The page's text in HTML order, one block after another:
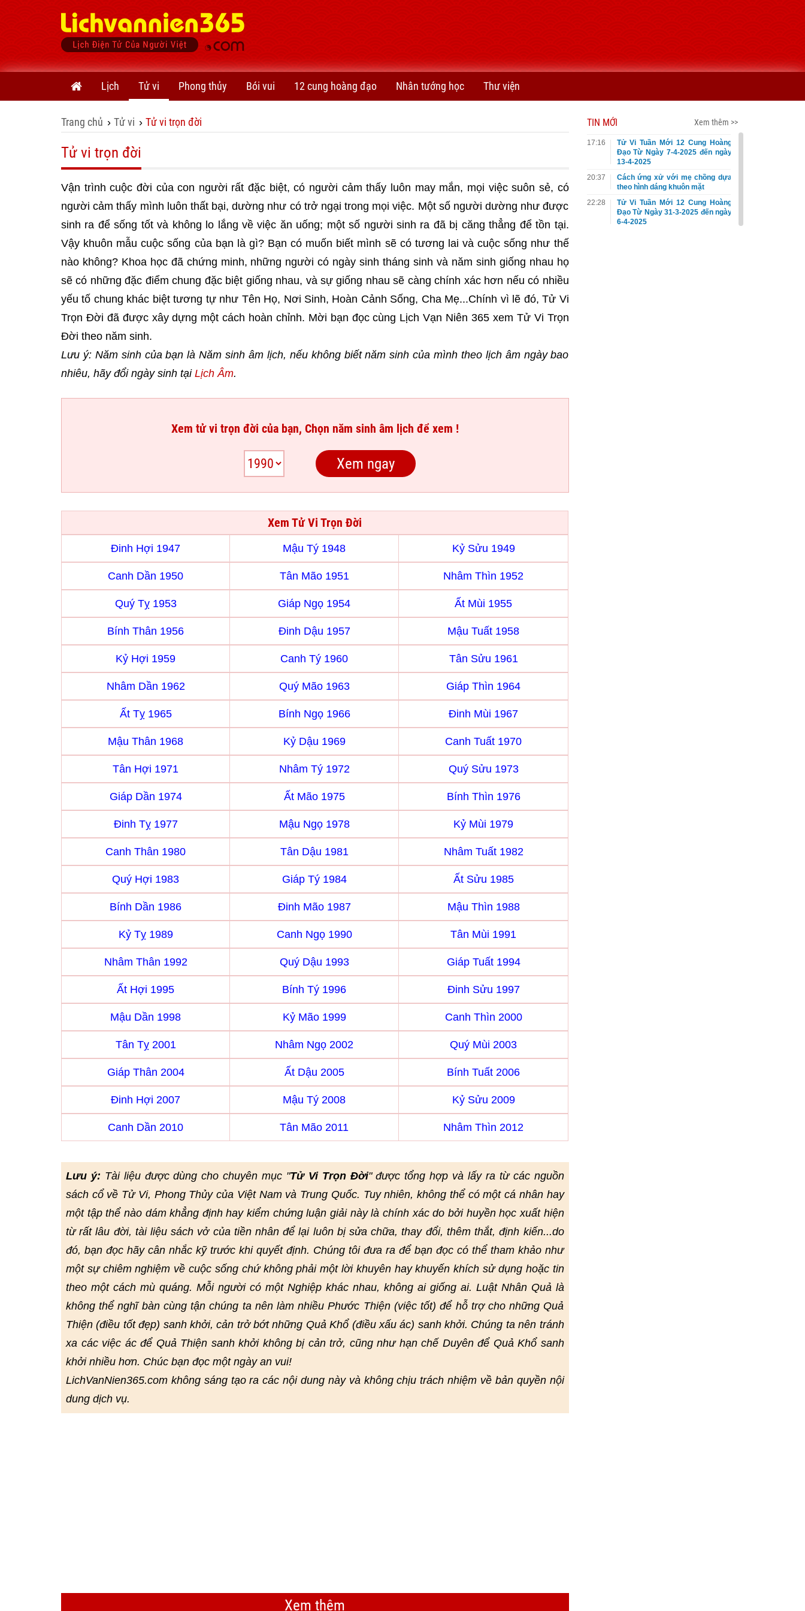
Lịch Tử vi Phong thủy Bói vui 12 cung hoàng đạo Nhân tướng học Thư viện
Trang chủ › Tử vi › Tử vi trọn đời
Tử vi trọn đời
Vận trình cuộc đời của con người rất đặc biệt, có người cảm thấy luôn may mắn, mọi việc suôn sẻ, có
người cảm thấy mình luôn thất bại, dường như có trở ngại trong mọi việc. Một số người dường như được
sinh ra để sống tốt và không lo lắng về việc ăn uống; một số người sinh ra đã bị căng thẳng để tồn tại.
Vậy khuôn mẫu cuộc sống của bạn là gì? Bạn có muốn biết mình sẽ có tương lai và cuộc sống như thế
nào không? Khoa học đã chứng minh, những người có ngày sinh tháng sinh và năm sinh giống nhau họ
sẽ có những đặc điểm chung đặc biệt giống nhau, và sự giống nhau sẽ càng chính xác hơn nếu có nhiều
yếu tố chung khác biệt tương tự như Tên Họ, Nơi Sinh, Hoàn Cảnh Sống, Cha Mẹ...Chính vì lẽ đó, Tử Vi
Trọn Đời đã được xây dựng một cách hoàn chỉnh. Mời bạn đọc cùng Lịch Vạn Niên 365 xem Tử Vi Trọn
Đời theo năm sinh.
Lưu ý: Năm sinh của bạn là Năm sinh âm lịch, nếu không biết năm sinh của mình theo lịch âm ngày bao
nhiêu, hãy đổi ngày sinh tại Lịch Âm.
Xem tử vi trọn đời của bạn, Chọn năm sinh âm lịch để xem !
Xem Tử Vi Trọn Đời
Đinh Hợi 1947 Mậu Tý 1948 Kỷ Sửu 1949
Canh Dần 1950 Tân Mão 1951 Nhâm Thìn 1952
Quý Tỵ 1953 Giáp Ngọ 1954 Ất Mùi 1955
Bính Thân 1956 Đinh Dậu 1957 Mậu Tuất 1958
Kỷ Hợi 1959 Canh Tý 1960 Tân Sửu 1961
Nhâm Dần 1962 Quý Mão 1963 Giáp Thìn 1964
Ất Tỵ 1965 Bính Ngọ 1966 Đinh Mùi 1967
Mậu Thân 1968 Kỷ Dậu 1969 Canh Tuất 1970
Tân Hợi 1971 Nhâm Tý 1972 Quý Sửu 1973
Giáp Dần 1974 Ất Mão 1975 Bính Thìn 1976
Đinh Tỵ 1977 Mậu Ngọ 1978 Kỷ Mùi 1979
Canh Thân 1980 Tân Dậu 1981 Nhâm Tuất 1982
Quý Hợi 1983 Giáp Tý 1984 Ất Sửu 1985
Bính Dần 1986 Đinh Mão 1987 Mậu Thìn 1988
Kỷ Tỵ 1989 Canh Ngọ 1990 Tân Mùi 1991
Nhâm Thân 1992 Quý Dậu 1993 Giáp Tuất 1994
Ất Hợi 1995 Bính Tý 1996 Đinh Sửu 1997
Mậu Dần 1998 Kỷ Mão 1999 Canh Thìn 2000
Tân Tỵ 2001 Nhâm Ngọ 2002 Quý Mùi 2003
Giáp Thân 2004 Ất Dậu 2005 Bính Tuất 2006
Đinh Hợi 2007 Mậu Tý 2008 Kỷ Sửu 2009
Canh Dần 2010 Tân Mão 2011 Nhâm Thìn 2012
Lưu ý: Tài liệu được dùng cho chuyên mục "Tử Vi Trọn Đời" được tổng hợp và lấy ra từ các nguồn
sách cổ về Tử Vi, Phong Thủy của Việt Nam và Trung Quốc. Tuy nhiên, không thể có một cá nhân hay
một tập thể nào dám khẳng định hay kiểm chứng luận giải này là chính xác do bởi huyền học xuất hiện
từ rất lâu đời, tài liệu sách vở của tiền nhân để lại luôn bị sửa chữa, thay đổi, thêm thắt, định kiến...do
đó, bạn đọc hãy cân nhắc kỹ trước khi quyết định. Chúng tôi đưa ra để bạn đọc có thể tham khảo như
một sự chiêm nghiệm về cuộc sống chứ không phải một lời khuyên hay khuyến khích sử dụng hoặc tin
theo một cách mù quáng. Mỗi người có một Nghiệp khác nhau, không ai giống ai. Luật Nhân Quả là
không thể nghĩ bàn cùng tận chúng ta nên làm nhiều Phước Thiện (việc tốt) để hỗ trợ cho những Quả
Thiện (điều tốt đẹp) sanh khởi, cản trở bớt những Quả Khổ (điều xấu ác) sanh khởi. Chúng ta nên tránh
xa các việc ác để Quả Thiện sanh khởi không bị cản trở, cũng như hạn chế Duyên để Quả Khổ sanh
khởi nhiều hơn. Chúc bạn đọc một ngày an vui!
LichVanNien365.com không sáng tạo ra các nội dung này và không chịu trách nhiệm về bản quyền nội
dung dịch vụ.
Xem thêm
TIN MỚI Xem thêm >>
17:16
Tử Vi Tuần Mới 12 Cung Hoàng
Đạo Từ Ngày 7-4-2025 đến ngày
13-4-2025
20:37
Cách ứng xử với mẹ chồng dựa
theo hình dáng khuôn mặt
22:28
Tử Vi Tuần Mới 12 Cung Hoàng
Đạo Từ Ngày 31-3-2025 đến ngày
6-4-2025